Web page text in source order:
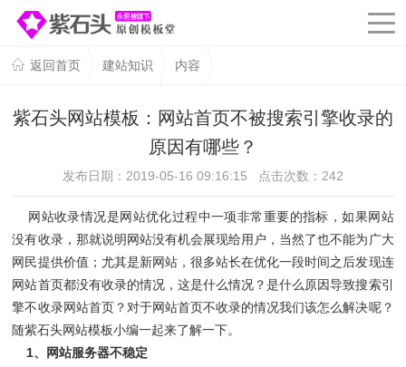
返回首页 建站知识 内容
紫石头网站模板：网站首页不被搜索引擎收录的
原因有哪些？
发布日期：2019-05-16 09:16:15 点击次数： 242
网站收录情况是网站优化过程中一项非常重要的指标，如果网站
没有收录，那就说明网站没有机会展现给用户，当然了也不能为广大
网民提供价值；尤其是新网站，很多站长在优化一段时间之后发现连
网站首页都没有收录的情况，这是什么情况？是什么原因导致搜索引
擎不收录网站首页？对于网站首页不收录的情况我们该怎么解决呢？
随紫石头网站模板小编一起来了解一下。
1、网站服务器不稳定